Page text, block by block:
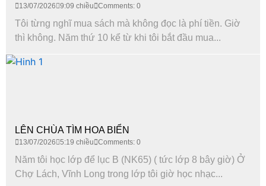
13/07/2026 9:09 chiều Comments: 0
Tôi từng nghĩ mua sách mà không đọc là phí tiền. Giờ
thì không. Năm thứ 10 kể từ khi tôi bắt đầu mua...
LÊN CHÙA TÌM HOA BIỂN
13/07/2026 5:19 chiều Comments: 0
Năm tôi học lớp để lục B (NK65) ( tức lớp 8 bây giờ) Ở
Chợ Lách, Vĩnh Long trong lớp tôi giờ học nhạc...